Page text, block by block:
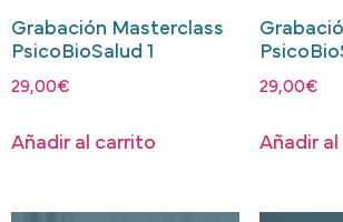
Grabación Masterclass
PsicoBioSalud 1
29,00€
Añadir al carrito
29,00€
Añadir